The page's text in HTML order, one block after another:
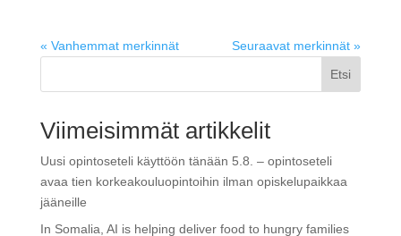
« Vanhemmat merkinnät
Seuraavat merkinnät »
Etsi
Viimeisimmät artikkelit
Uusi opintoseteli käyttöön tänään 5.8. – opintoseteli
avaa tien korkeakouluopintoihin ilman opiskelupaikkaa
jääneille
In Somalia, AI is helping deliver food to hungry families